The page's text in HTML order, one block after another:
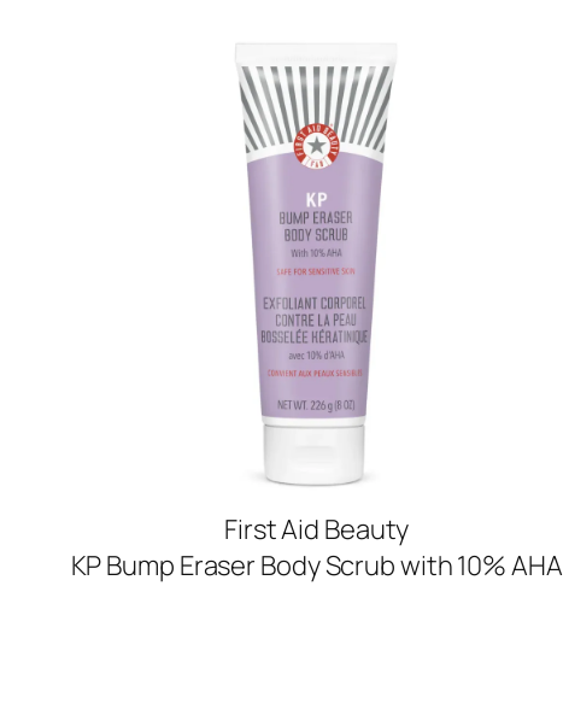
First Aid Beauty
KP Bump Eraser Body Scrub with 10% AHA